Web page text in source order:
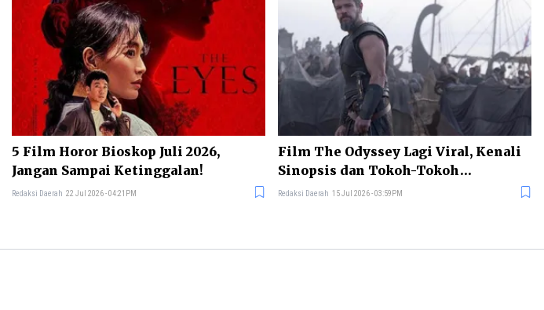
5 Film Horor Bioskop Juli 2026,
Jangan Sampai Ketinggalan!
Redaksi Daerah 22 Jul 2026 - 04:21PM
Film The Odyssey Lagi Viral, Kenali
Sinopsis dan Tokoh-Tokoh
Pentingnya
Redaksi Daerah 15 Jul 2026 - 03:59PM